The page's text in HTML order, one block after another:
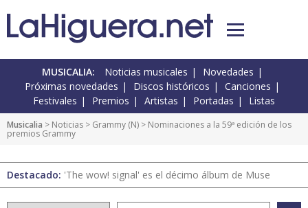
MUSICALIA: Noticias musicales
Novedades
Próximas novedades
Discos históricos
Canciones
Festivales
Premios Artistas Portadas Listas
Musicalia > Noticias > Grammy (N) > Nominaciones a la 59ª edición de los
premios Grammy
Destacado: 'The wow! signal' es el décimo álbum de Muse